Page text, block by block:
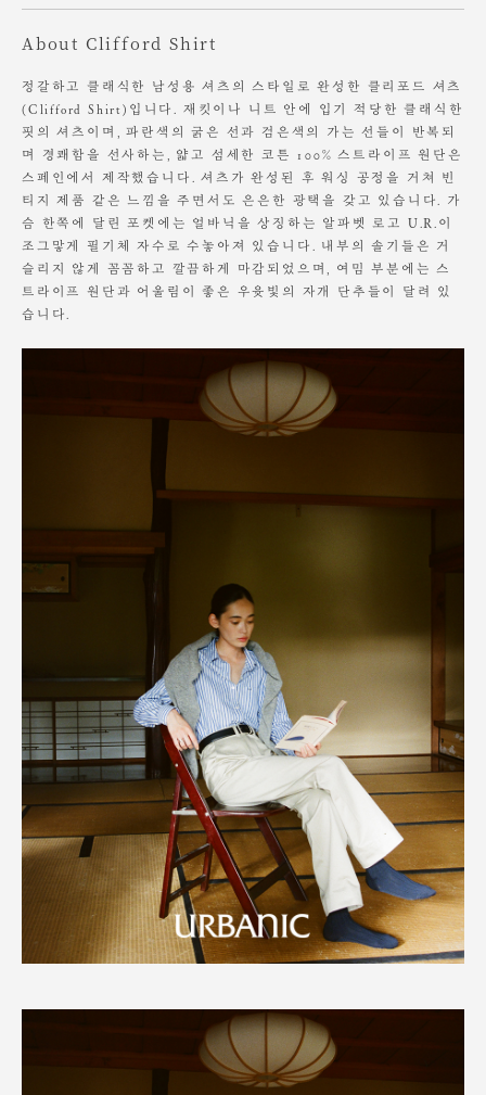
OS 66.5 44.5
Heights 168cm / Waist 23" Slim 55 size.
원단에 직접 다림질 시 변형 가능성 있음. 스팀 다림질 권장
소비자의 부주의로 인한 제품 훼손 및 세탁 잘못으로 인한
변형에 대해서는 보상의 책임을 지지 않습니다.
About Clifford Shirt
정갈하고 클래식한 남성용 셔츠의 스타일로 완성한 클리포드 셔츠
(Clifford Shirt)입니다. 재킷이나 니트 안에 입기 적당한 클래식한
핏의 셔츠이며, 파란색의 굵은 선과 검은색의 가는 선들이 반복되
며 경쾌함을 선사하는, 얇고 섬세한 코튼 100% 스트라이프 원단은
스페인에서 제작했습니다. 셔츠가 완성된 후 워싱 공정을 거쳐 빈
티지 제품 같은 느낌을 주면서도 은은한 광택을 갖고 있습니다. 가
슴 한쪽에 달린 포켓에는 얼바닉을 상징하는 알파벳 로고 U.R.이
조그맣게 필기체 자수로 수놓아져 있습니다. 내부의 솔기들은 거
슬리지 않게 꼼꼼하고 깔끔하게 마감되었으며, 여밈 부분에는 스
트라이프 원단과 어울림이 좋은 우윳빛의 자개 단추들이 달려 있
습니다.